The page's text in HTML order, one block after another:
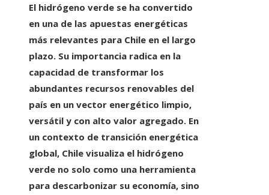
El hidrógeno verde se ha convertido
en una de las apuestas energéticas
más relevantes para Chile en el largo
plazo. Su importancia radica en la
capacidad de transformar los
abundantes recursos renovables del
país en un vector energético limpio,
versátil y con alto valor agregado. En
un contexto de transición energética
global, Chile visualiza el hidrógeno
verde no solo como una herramienta
para descarbonizar su economía, sino